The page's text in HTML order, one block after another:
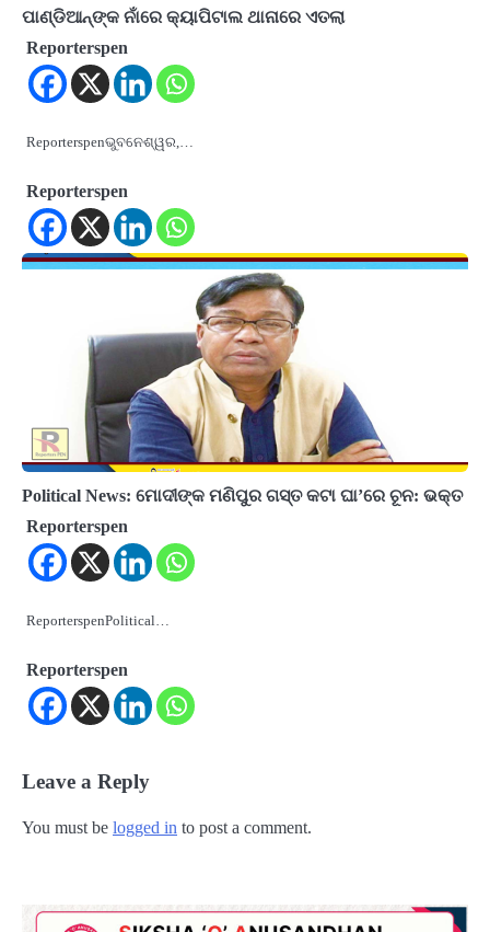
ପାଣ୍ଡିଆନ୍‌ଙ୍କ ନାଁରେ କ୍ୟାପିଟାଲ ଥାନାରେ ଏତଲା
Reporterspen
Reporterspenଭୁବନେଶ୍ୱର,…
Reporterspen
Political News: ମୋଦୀଙ୍କ ମଣିପୁର ଗସ୍ତ କଟା ଘା’ରେ ଚୂନ: ଭକ୍ତ
Reporterspen
ReporterspenPolitical…
Reporterspen
Leave a Reply
You must be logged in to post a comment.